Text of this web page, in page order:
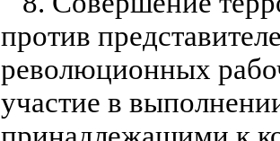
против
революционных
участие в